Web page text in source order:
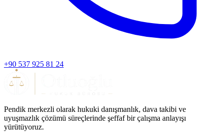
+90 537 925 81 24
Pendik merkezli olarak hukuki danışmanlık, dava takibi ve
uyuşmazlık çözümü süreçlerinde şeffaf bir çalışma anlayışı
yürütüyoruz.